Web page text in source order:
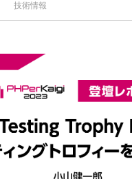
技術情報